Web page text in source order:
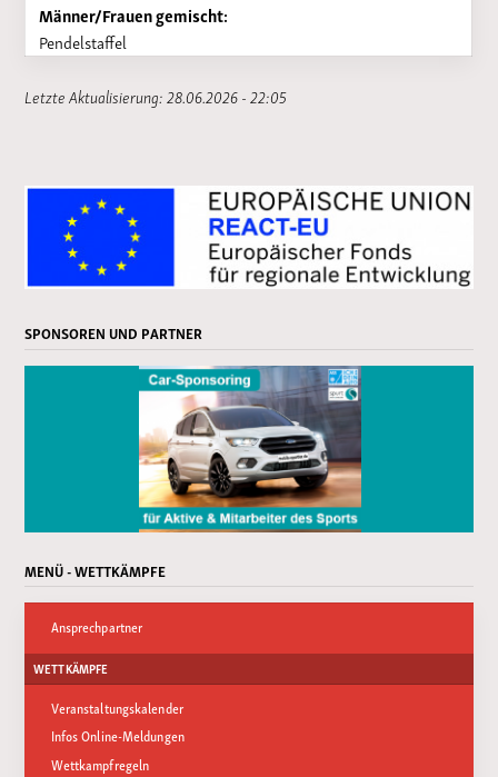
Männer/Frauen gemischt:
Pendelstaffel
Letzte Aktualisierung: 28.06.2026 - 22:05
SPONSOREN UND PARTNER
MENÜ - WETTKÄMPFE
Ansprechpartner
WETTKÄMPFE
Veranstaltungskalender
Infos Online-Meldungen
Wettkampfregeln